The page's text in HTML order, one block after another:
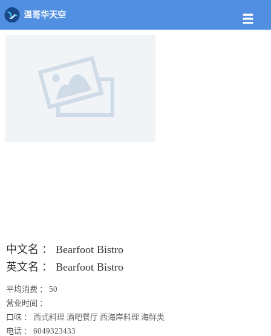
温哥华天空
店铺 饭馆列表
中文名 ：
Bearfoot Bistro
英文名 ：
Bearfoot Bistro
平均消费 ： 50
营业时间 ：
口味 ： 西式料理 酒吧餐厅 西海岸料理 海鲜类
电话 ： 6049323433